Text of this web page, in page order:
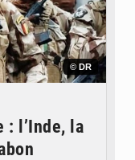
© DR
: l’Inde, la